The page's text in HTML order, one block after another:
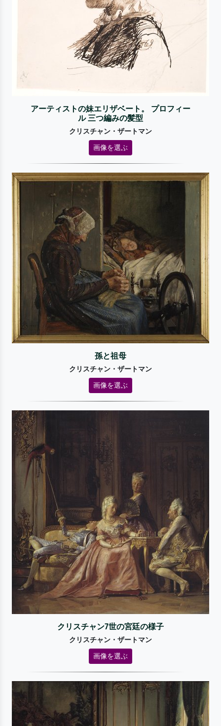
アーティストの妹エリザベート。 プロフィー
ル 三つ編みの髪型
クリスチャン・ザートマン
画像を選ぶ
孫と祖母
クリスチャン・ザートマン
画像を選ぶ
クリスチャン7世の宮廷の様子
クリスチャン・ザートマン
画像を選ぶ